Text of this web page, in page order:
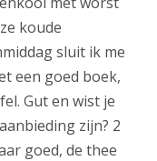
koude
sluit ik me
een goed boek,
Gut en wist je
zijn? 2
goed, de thee